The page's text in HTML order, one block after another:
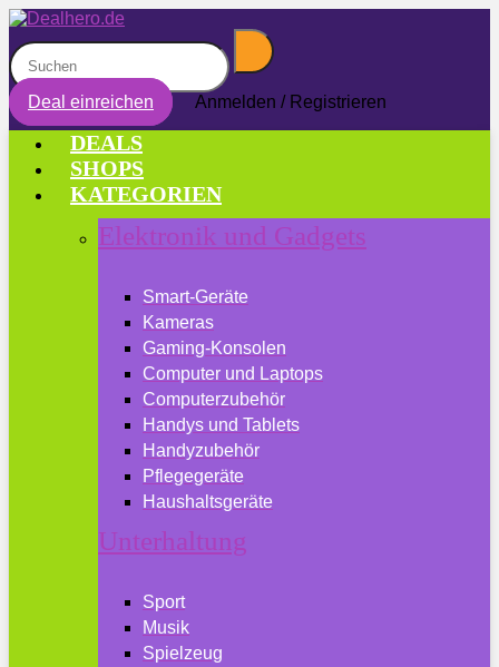
Deal einreichen Anmelden / Registrieren
DEALS
SHOPS
KATEGORIEN
Elektronik und Gadgets
Smart-Geräte
Kameras
Gaming-Konsolen
Computer und Laptops
Computerzubehör
Handys und Tablets
Handyzubehör
Pflegegeräte
Haushaltsgeräte
Unterhaltung
Sport
Musik
Spielzeug